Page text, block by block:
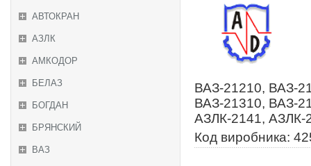
АВТОКРАН
АЗЛК
АМКОДОР
БЕЛАЗ
БОГДАН
БРЯНСКИЙ
ВАЗ
ВАЗ-21210, ВАЗ-
ВАЗ-21310, ВАЗ-
АЗЛК-2141, АЗЛК-
Код виробника: